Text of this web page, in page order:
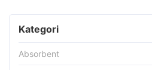
Kategori
Absorbent